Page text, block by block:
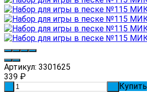
Артикул: 3301625
339 ₽
Купить